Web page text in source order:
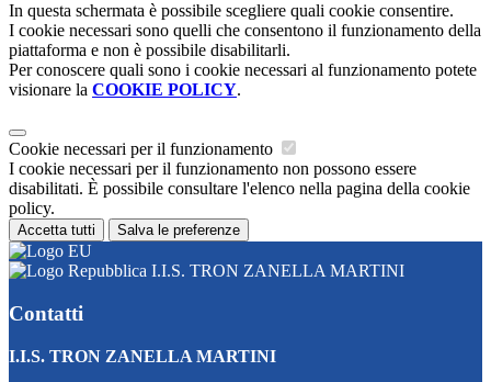
In questa schermata è possibile scegliere quali cookie consentire.
I cookie necessari sono quelli che consentono il funzionamento della
piattaforma e non è possibile disabilitarli.
Per conoscere quali sono i cookie necessari al funzionamento potete
visionare la COOKIE POLICY.
Cookie necessari per il funzionamento
I cookie necessari per il funzionamento non possono essere
disabilitati. È possibile consultare l'elenco nella pagina della cookie
policy.
Accetta tutti Salva le preferenze
I.I.S. TRON ZANELLA MARTINI
Contatti
I.I.S. TRON ZANELLA MARTINI